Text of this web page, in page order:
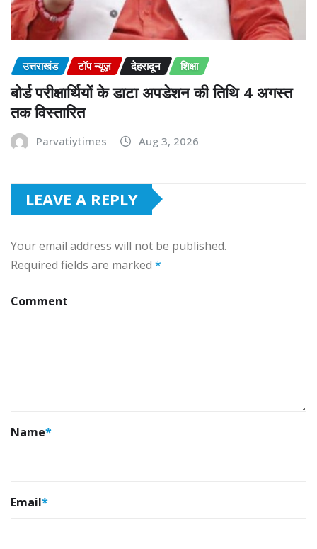
उत्तराखंड टॉप न्यूज़ देहरादून शिक्षा
बोर्ड परीक्षार्थियों के डाटा अपडेशन की तिथि 4 अगस्त
तक विस्तारित
Parvatiytimes Aug 3, 2026
LEAVE A REPLY
Your email address will not be published.
Required fields are marked *
Comment
Name*
Email*